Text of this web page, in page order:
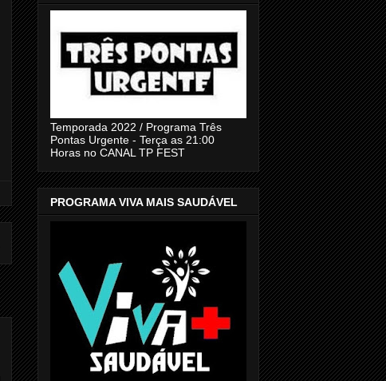
Temporada 2022 / Programa Três
Pontas Urgente - Terça as 21:00
Horas no CANAL TP FEST
PROGRAMA VIVA MAIS SAUDÁVEL